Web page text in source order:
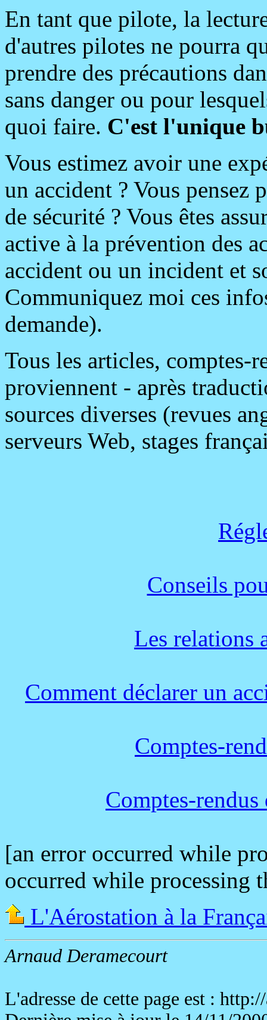
En tant que pilote, la
d'autres pilotes ne pourra
prendre des précautions
sans danger ou pour
quoi faire. C'est l'unique
Vous estimez avoir une
un accident ? Vous pensez
de sécurité ? Vous êtes
active à la prévention des
accident ou un incident et
Communiquez moi ces
demande).
Tous les articles, comptes-
proviennent - après
sources diverses (revues
serveurs Web, stages
Conseils
Les relations
Comment déclarer un
Comptes-
Comptes-rendus
[an error occurred while
occurred while processing
L'Aérostation à la
Arnaud Deramecourt
L'adresse de cette page est :